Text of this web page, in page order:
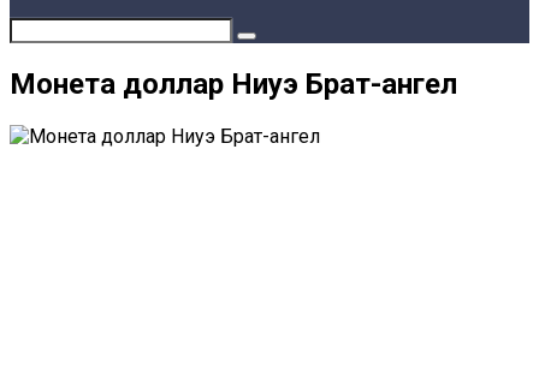
Монета доллар Ниуэ Брат-ангел